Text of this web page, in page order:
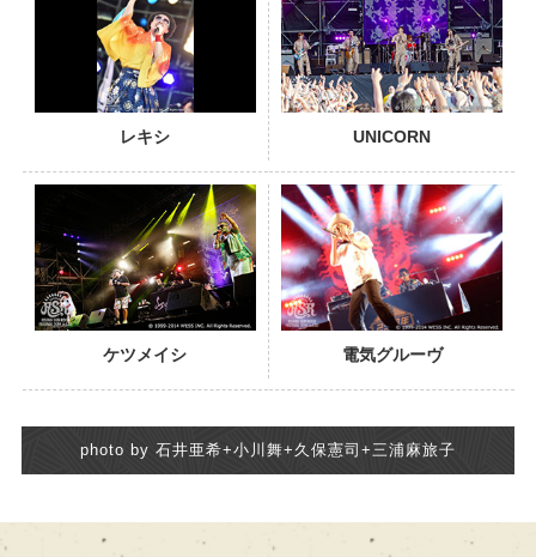
レキシ UNICORN
ケツメイシ 電気グルーヴ
photo by 石井亜希+小川舞+久保憲司+三浦麻旅子